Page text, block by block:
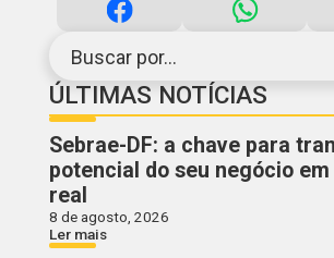
Buscar por...
ÚLTIMAS NOTÍCIAS
Sebrae-DF: a chave para
potencial do seu negócio
real
8 de agosto, 2026
Ler mais